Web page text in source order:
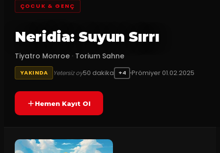
ÇOCUK & GENÇ
Neridia: Suyun Sırrı
Tiyatro Monroe · Torium Sahne
YAKINDA Yetersiz oy50 dakika +4 Prömiyer 01.02.2025
Hemen Kayıt Ol